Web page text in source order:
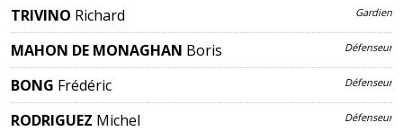
TRIVINO Richard Gardien
MAHON DE MONAGHAN Boris Défenseur
BONG Frédéric Défenseur
RODRIGUEZ Michel Défenseur